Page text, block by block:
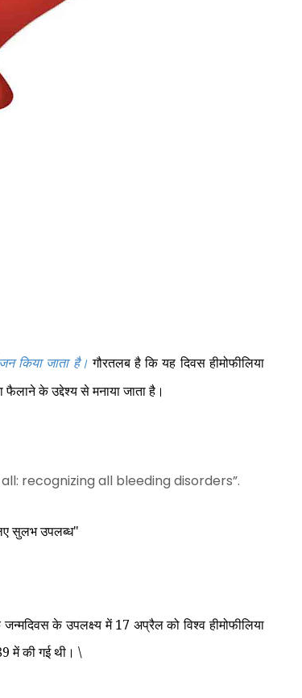
किया जाता है। गौरतलब है कि यह दिवस हीमोफीलिया
के उद्देश्य से मनाया जाता है।
recognizing all bleeding disorders”.
सुलभ उपलब्ध"
के उपलक्ष्य में 17 अप्रैल को विश्व हीमोफीलिया
में की गई थी। \